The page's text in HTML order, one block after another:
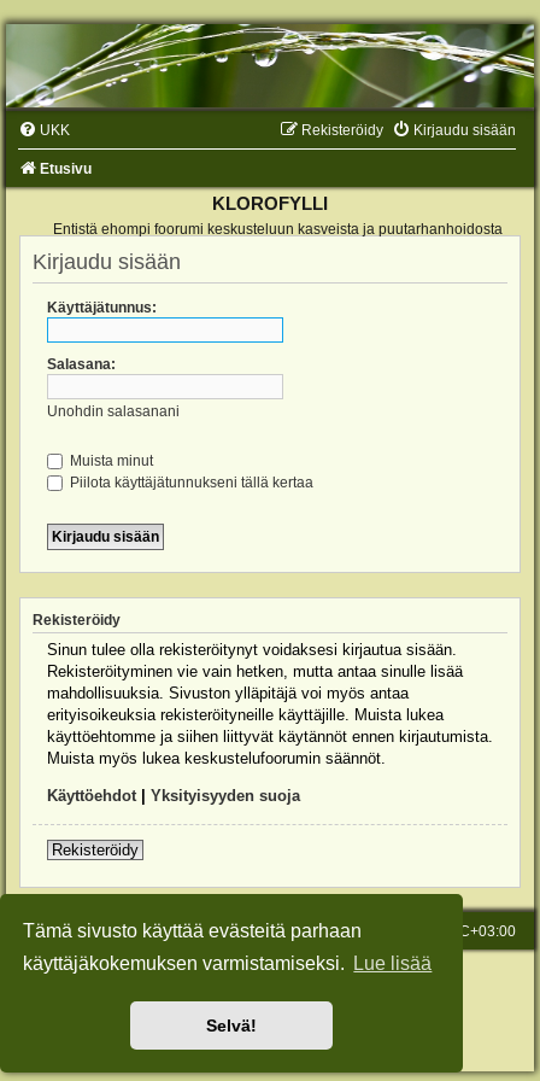
Tämä sivusto käyttää evästeitä parhaan
käyttäjäkokemuksen varmistamiseksi.
Lue lisää
Selvä!
UKK Kirjaudu sisään
Rekisteröidy
Etusivu
KLOROFYLLI
Entistä ehompi foorumi keskusteluun kasveista ja puutarhanhoidosta
Kirjaudu sisään
Käyttäjätunnus:
Salasana:
Unohdin salasanani
Muista minut
Piilota käyttäjätunnukseni tällä kertaa
Rekisteröidy
Sinun tulee olla rekisteröitynyt voidaksesi kirjautua sisään.
Rekisteröityminen vie vain hetken, mutta antaa sinulle lisää
mahdollisuuksia. Sivuston ylläpitäjä voi myös antaa
erityisoikeuksia rekisteröityneille käyttäjille. Muista lukea
käyttöehtomme ja siihen liittyvät käytännöt ennen kirjautumista.
Muista myös lukea keskustelufoorumin säännöt.
Käyttöehdot| Yksityisyyden suoja
Rekisteröidy
Etusivu Kaikki ajat ovat UTC+03:00
Viesti Ylläpidolle
Keskustelufoorumin ohjelmistophpBB® Forum Software © phpBB Limited